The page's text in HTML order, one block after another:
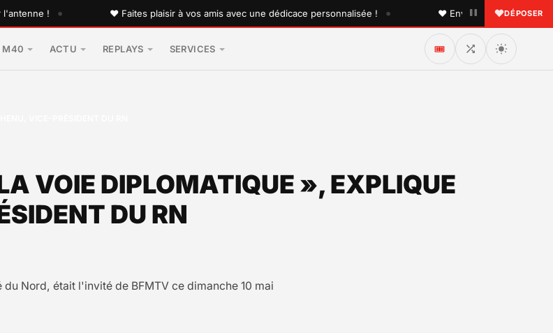
! • ♥ Faites plaisir à vos amis avec une dédicace personnalisée ! • ♥ Envoyez une dédicace à
DÉPOSER
M40 ACTU REPLAYS SERVICES 🎟️
VOIE DIPLOMATIQUE », EXPLIQUE
DU RN
Nord, était l'invité de BFMTV ce dimanche 10 mai